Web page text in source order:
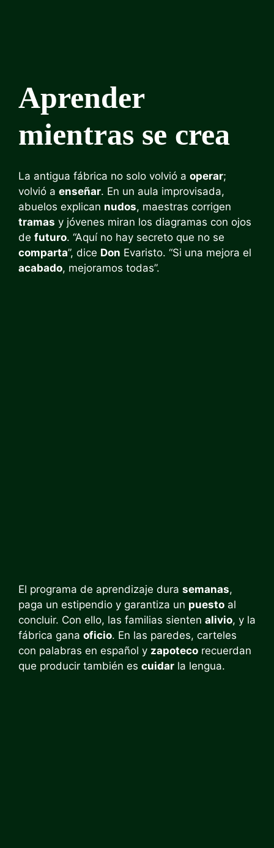
Aprender
mientras se crea
La antigua fábrica no solo volvió a operar;
volvió a enseñar. En un aula improvisada,
abuelos explican nudos, maestras corrigen
tramas y jóvenes miran los diagramas con ojos
de futuro. “Aquí no hay secreto que no se
comparta”, dice Don Evaristo. “Si una mejora el
acabado, mejoramos todas”.
El programa de aprendizaje dura semanas,
paga un estipendio y garantiza un puesto al
concluir. Con ello, las familias sienten alivio, y la
fábrica gana oficio. En las paredes, carteles
con palabras en español y zapoteco recuerdan
que producir también es cuidar la lengua.